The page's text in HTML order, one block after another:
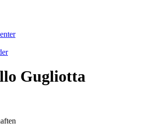
Gugliotta